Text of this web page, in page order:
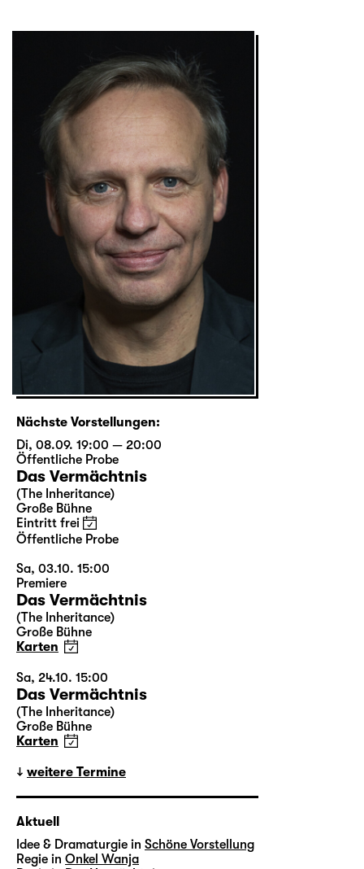
Nächste Vorstellungen:
Di, 08.09. 19:00 — 20:00
Öffentliche Probe
Das Vermächtnis
(The Inheritance)
Große Bühne
Eintritt frei
Öffentliche Probe
Sa, 03.10. 15:00
Premiere
Das Vermächtnis
(The Inheritance)
Große Bühne
Karten
Sa, 24.10. 15:00
Das Vermächtnis
(The Inheritance)
Große Bühne
Karten
weitere Termine
Aktuell
Idee & Dramaturgie in Schöne Vorstellung
Regie in Onkel Wanja